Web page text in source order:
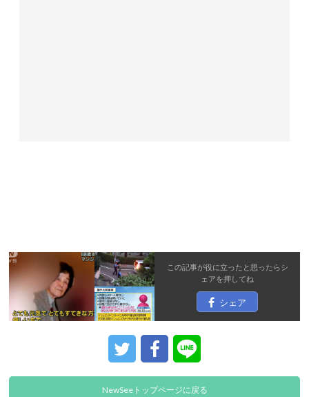
この記事が役に立ったと思ったらシ
ェアを押してね
シェア
NewSeeトップページに戻る